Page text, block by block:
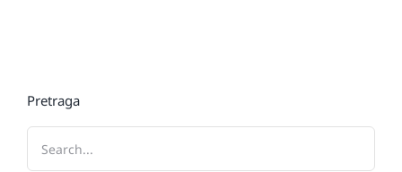
Pretraga